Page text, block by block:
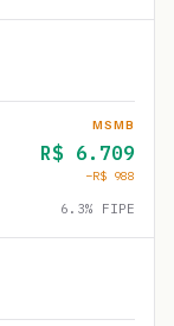
MSMB
R$ 6.709
−R$ 988
6.3% FIPE